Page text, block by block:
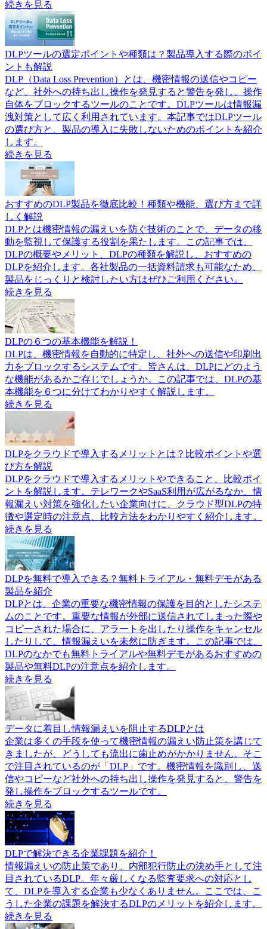
続きを見る
DLPツールの選定ポイントや種類は？製品導入する際のポイ
ントも解説
DLP（Data Loss Prevention）とは、機密情報の送信やコピー
など、社外への持ち出し操作を発見すると警告を発し、操作
自体をブロックするツールのことです。DLPツールは情報漏
洩対策として広く利用されています。本記事ではDLPツール
の選び方と、製品の導入に失敗しないためのポイントを紹介
します。
続きを見る
おすすめのDLP製品を徹底比較！種類や機能、選び方まで詳
しく解説
DLPとは機密情報の漏えいを防ぐ技術のことで、データの移
動を監視して保護する役割を果たします。この記事では、
DLPの概要やメリット、DLPの種類を解説し、おすすめの
DLPを紹介します。各社製品の一括資料請求も可能なため、
製品をじっくりと検討したい方はぜひご利用ください。
続きを見る
DLPの６つの基本機能を解説！
DLPは、機密情報を自動的に特定し、社外への送信や印刷出
力をブロックするシステムです。皆さんは、DLPにどのよう
な機能があるかご存じでしょうか。この記事では、DLPの基
本機能を６つに分けてわかりやすく解説します。
続きを見る
DLPをクラウドで導入するメリットとは？比較ポイントや選
び方を解説
DLPをクラウドで導入するメリットやできること、比較ポイ
ントを解説します。テレワークやSaaS利用が広がるなか、情
報漏えい対策を強化したい企業向けに、クラウド型DLPの特
徴や選定時の注意点、比較方法をわかりやすく紹介します。
続きを見る
DLPを無料で導入できる？無料トライアル・無料デモがある
製品を紹介
DLPとは、企業の重要な機密情報の保護を目的としたシステ
ムのことです。重要な情報が外部に送信されてしまった際や
コピーされた場合に、アラートを出したり操作をキャンセル
したりして、情報漏えいを未然に防ぎます。この記事では、
DLPのなかでも無料トライアルや無料デモがあるおすすめの
製品や無料DLPの注意点を紹介します。
続きを見る
データに着目し情報漏えいを阻止するDLPとは
企業は多くの手段を使って機密情報の漏えい防止策を講じて
きましたが、どうしても流出に歯止めがかかりません。そこ
で注目されているのが「DLP」です。機密情報を識別し、送
信やコピーなど社外への持ち出し操作を発見すると、警告を
発し操作をブロックするツールです。
続きを見る
DLPで解決できる企業課題を紹介！
情報漏えいの防止策であり、内部犯行防止の決め手として注
目されているDLP。年々厳しくなる監査要求への対応とし
て、DLPを導入する企業も少なくありません。ここでは、こ
うした企業の課題を解決するDLPのメリットを紹介します。
続きを見る